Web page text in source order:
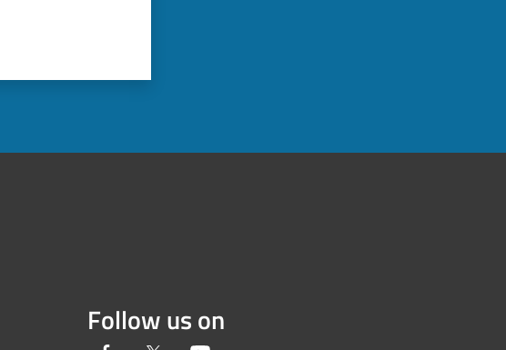
Follow us on